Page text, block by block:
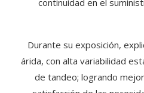
continuidad en el
Durante su exposición,
árida, con alta variabilidad
de tandeo; logrando